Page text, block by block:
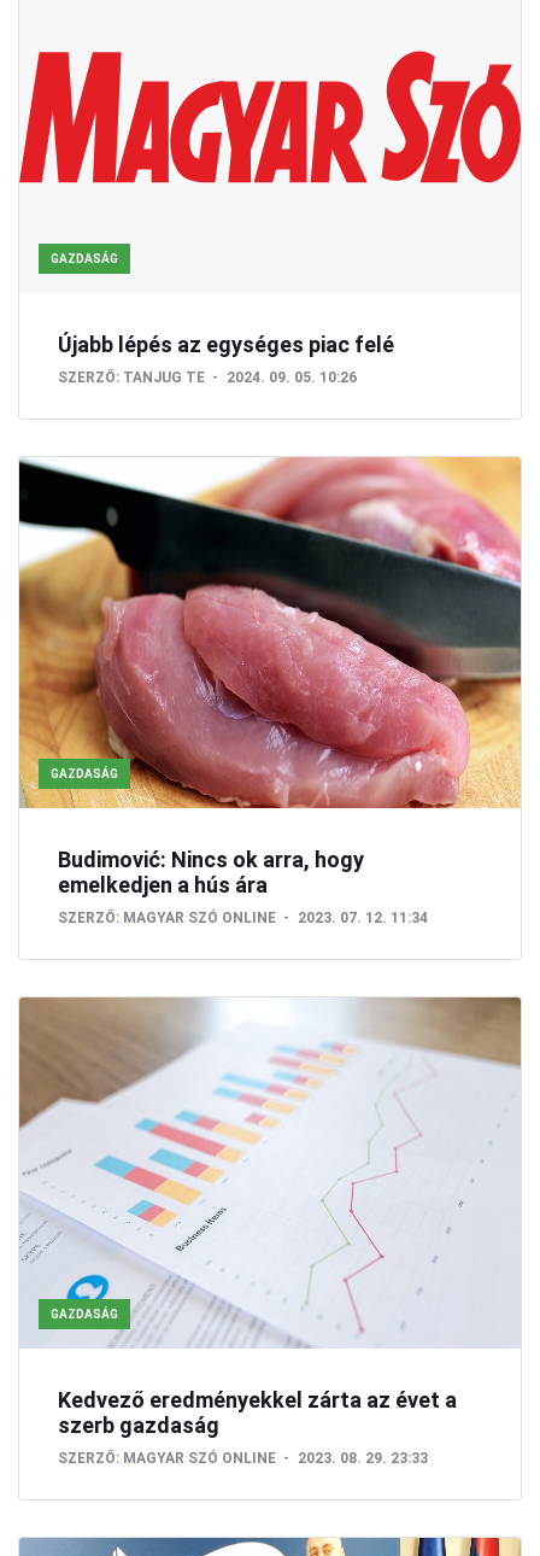
GAZDASÁG
Újabb lépés az egységes piac felé
SZERZŐ: TANJUG TE 2024. 09. 05. 10:26
GAZDASÁG
Budimović: Nincs ok arra, hogy
emelkedjen a hús ára
SZERZŐ: MAGYAR SZÓ ONLINE 2023. 07. 12. 11:34
GAZDASÁG
Kedvező eredményekkel zárta az évet a
szerb gazdaság
SZERZŐ: MAGYAR SZÓ ONLINE 2023. 08. 29. 23:33